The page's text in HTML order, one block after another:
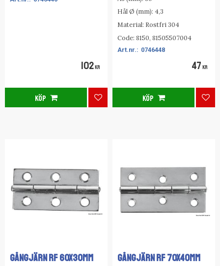
102 KR
Lägg till i favoriter
KÖP
Hål Ø (mm): 4,3
Material: Rostfri 304
Code: 8150, 81505507004
0746448
47 KR
KÖP
GÅNGJÄRN RF 60X30MM GÅNGJÄRN RF 70X40MM